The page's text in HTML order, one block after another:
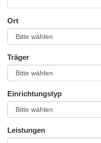
Ort
Träger
Einrichtungstyp
Leistungen